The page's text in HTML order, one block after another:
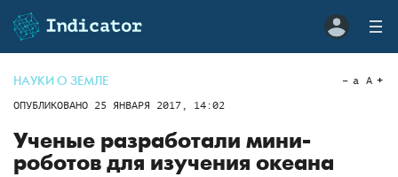
НАУКИ О ЗЕМЛЕ
ОПУБЛИКОВАНО 25 ЯНВАРЯ 2017, 14:02
a A
Ученые разработали мини-
роботов для изучения океана